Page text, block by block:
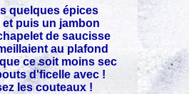
quelques épices
et puis un jambon
de saucisse
au plafond
ce soit moins sec
d'ficelle avec !
les couteaux !